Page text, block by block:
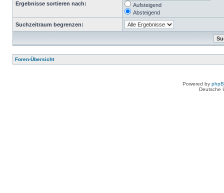
Ergebnisse sortieren nach:
Aufsteigend
Absteigend
Suchzeitraum begrenzen:
Foren-Übersicht
Powered by
Deutsche